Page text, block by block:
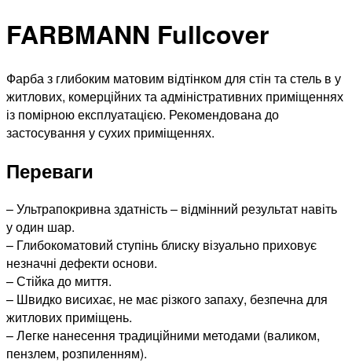
FARBMANN Fullcover
Фарба з глибоким матовим відтінком для стін та стель в у
житлових, комерційних та адміністративних приміщеннях
із помірною експлуатацією. Рекомендована до
застосування у сухих приміщеннях.
Переваги
– Ультрапокривна здатність – відмінний результат навіть
у один шар.
– Глибокоматовий ступінь блиску візуально приховує
незначні дефекти основи.
– Стійка до миття.
– Швидко висихає, не має різкого запаху, безпечна для
житлових приміщень.
– Легке нанесення традиційними методами (валиком,
пензлем, розпиленням).